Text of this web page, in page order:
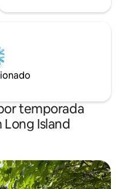
temporada
Island
hóspedes